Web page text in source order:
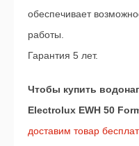
обеспечивает
работы.
Гарантия 5 лет.
Чтобы купить
Electrolux EWH 50
доставим товар